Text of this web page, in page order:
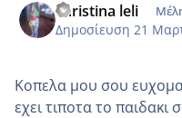
christina leli
Δημοσίευση 21
Κοπελα μου σου
εχει τιποτα το παιδακι